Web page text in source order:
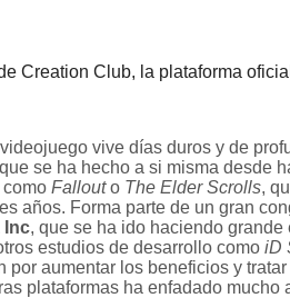
Creation Club, la plataforma
vive días duros y de
se ha hecho a si misma desde
Fallouto The Elder Scrolls,
años. Forma parte de un gran
Inc, que se ha ido haciendo
estudios de desarrollo como iD
por aumentar los beneficios y
plataformas ha enfadado